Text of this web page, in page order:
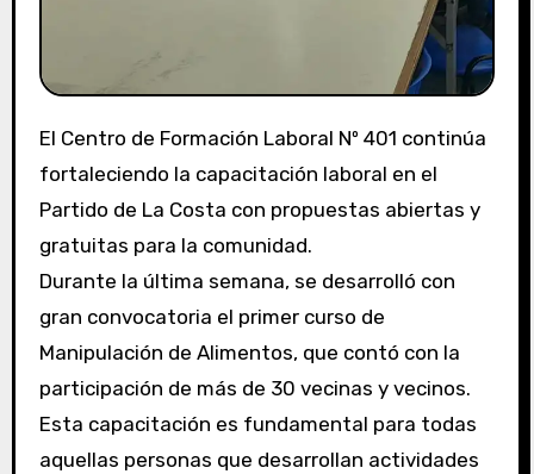
El Centro de Formación Laboral Nº 401 continúa
fortaleciendo la capacitación laboral en el
Partido de La Costa con propuestas abiertas y
gratuitas para la comunidad.
Durante la última semana, se desarrolló con
gran convocatoria el primer curso de
Manipulación de Alimentos, que contó con la
participación de más de 30 vecinas y vecinos.
Esta capacitación es fundamental para todas
aquellas personas que desarrollan actividades